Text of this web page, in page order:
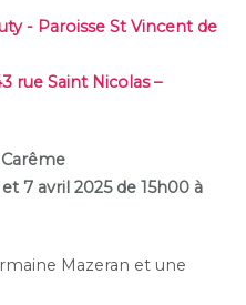
- Paroisse St Vincent de
rue Saint Nicolas –
et 7 avril 2025 de 15h00 à
Mazeran et une